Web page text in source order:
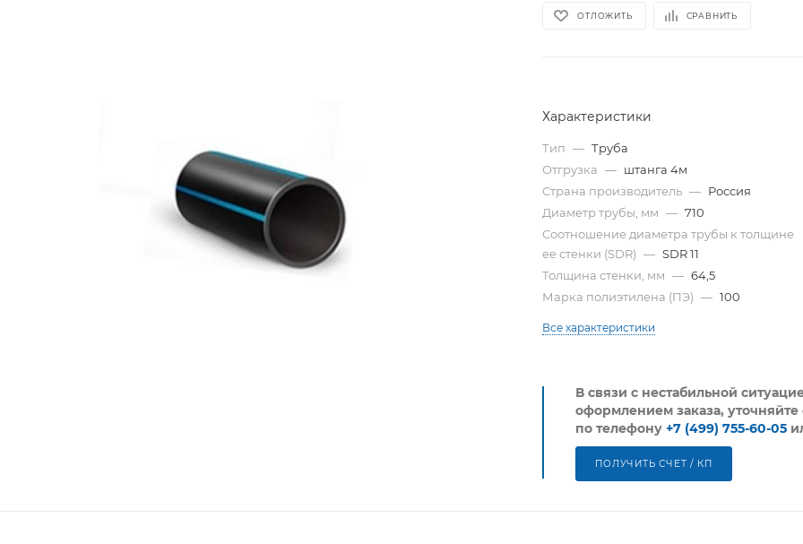
ОТЛОЖИТЬ СРАВНИТЬ
Характеристики
Тип — Труба
Отгрузка — штанга 4м
Страна производитель — Россия
Диаметр трубы, мм — 710
Cоотношение диаметра трубы к толщине
ее стенки (SDR) — SDR 11
Толщина стенки, мм — 64,5
Марка полиэтилена (ПЭ) — 100
Все характеристики
В связи с нестабильной
оформлением заказа, уточняйте
по телефону+7 (499) 755-60-05
ПОЛУЧИТЬ СЧЕТ / КП